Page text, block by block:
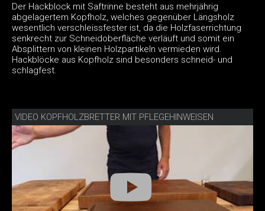
Der Hackblock mit Saftrinne besteht aus mehrjährig
abgelagertem Kopfholz, welches gegenüber Längsholz
wesentlich verschleissfester ist, da die Holzfaserrichtung
senkrecht zur Schneidoberfläche verläuft und somit ein
Absplittern von kleinen Holzpartikeln vermieden wird.
Hackblöcke aus Kopfholz sind besonders schneid- und
schlagfest.
VIDEO KOPFHOLZBRETTER MIT PFLEGEHINWEISEN